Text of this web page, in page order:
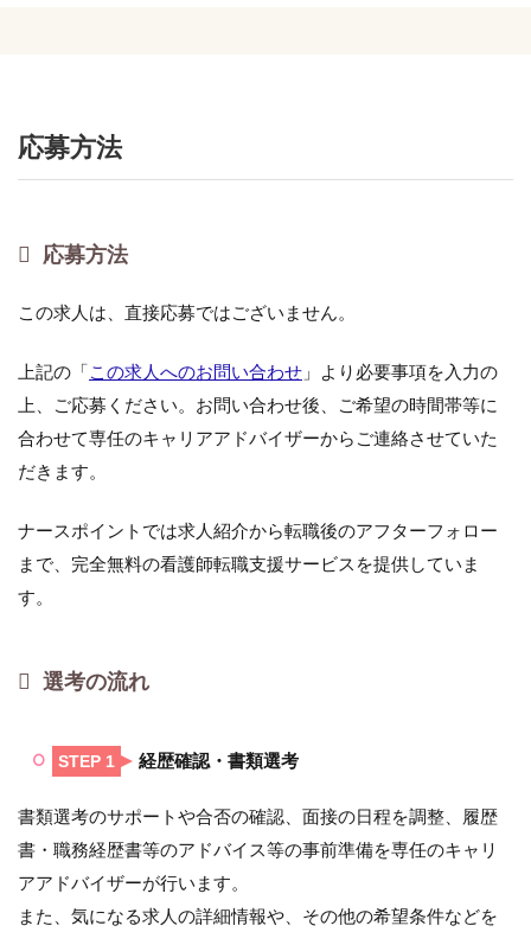
応募方法
応募方法
この求人は、直接応募ではございません。
上記の「この求人へのお問い合わせ 」より必要事項を入力の
上、ご応募ください。お問い合わせ後、ご希望の時間帯等に
合わせて専任のキャリアアドバイザーからご連絡させていた
だきます。
ナースポイントでは求人紹介から転職後のアフターフォロー
まで、完全無料の看護師転職支援サービスを提供していま
す。
選考の流れ
STEP 1 経歴確認・書類選考
書類選考のサポートや合否の確認、面接の日程を調整、履歴
書・職務経歴書等のアドバイス等の事前準備を専任のキャリ
アアドバイザーが行います。
また、気になる求人の詳細情報や、その他の希望条件などを